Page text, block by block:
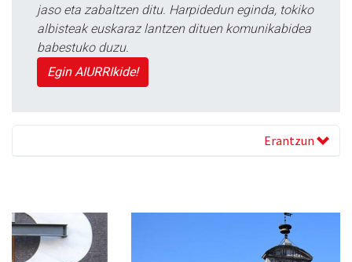
jaso eta zabaltzen ditu. Harpidedun eginda, tokiko
albisteak euskaraz lantzen dituen komunikabidea
babestuko duzu.
Egin AIURRIkide!
Erantzun